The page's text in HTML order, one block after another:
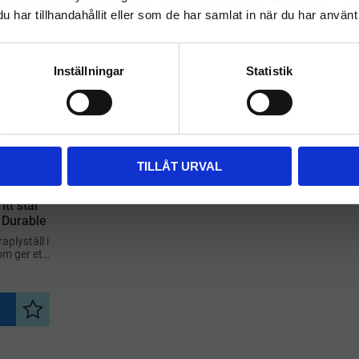
har tillhandahållit eller som de har samlat in när du har
Inställningar Statistik
TILLÅT URVAL
stål
i
ger ett
Lägg till i önskelista
FÖRETAG
Priser visas exkl. moms
PRIVAT
Priser visas inkl. moms